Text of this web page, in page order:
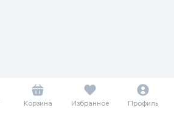
Корзина Избранное Профиль